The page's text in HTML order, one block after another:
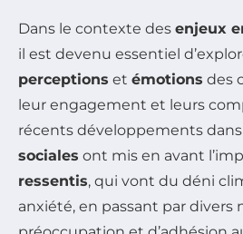
Dans le contexte des enjeux
il est devenu essentiel
perceptions et émotions des
leur engagement et leurs
récents développements
sociales ont mis en avant
ressentis, qui vont du déni
anxiété, en passant par divers